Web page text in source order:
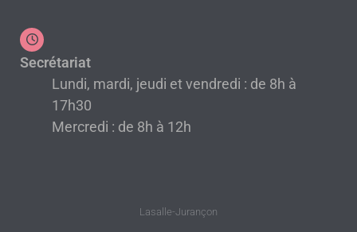
Secrétariat
Lundi, mardi, jeudi et vendredi : de 8h à
17h30
Mercredi : de 8h à 12h
Lasalle-Jurançon